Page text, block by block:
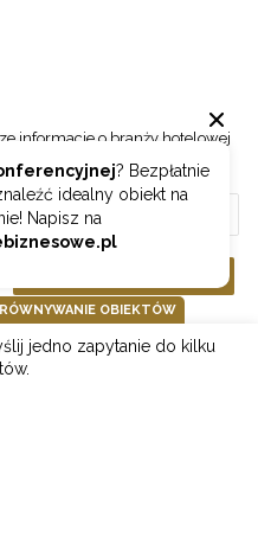
? Bezpłatnie
idealny obiekt na
Napisz na
informacje o branży hotelowej
SP.K.
OBIEKTÓW
jedno zapytanie do kilku